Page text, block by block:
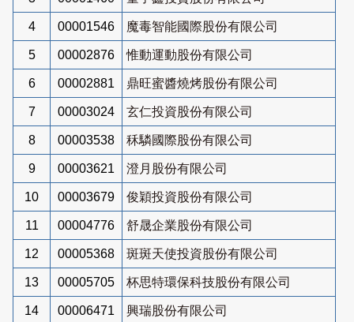
4 00001546 魔毒智能國際股份有限公司
5 00002876 惟動運動股份有限公司
6 00002881 鼎旺蜜醬燒烤股份有限公司
7 00003024 玄仁投資股份有限公司
8 00003538 秝驎國際股份有限公司
9 00003621 澄月股份有限公司
10 00003679 俊穎投資股份有限公司
11 00004776 舒晟企業股份有限公司
12 00005368 斑斑天使投資股份有限公司
13 00005705 杯思特環保科技股份有限公司
14 00006471 興瑞股份有限公司